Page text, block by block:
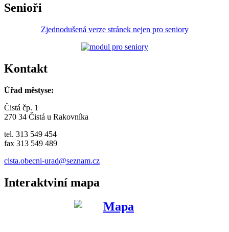
Senioři
Zjednodušená verze stránek nejen pro seniory
Kontakt
Úřad městyse:
Čistá čp. 1
270 34 Čistá u Rakovníka
tel. 313 549 454
fax 313 549 489
cista.obecni-urad@seznam.cz
Interaktviní mapa